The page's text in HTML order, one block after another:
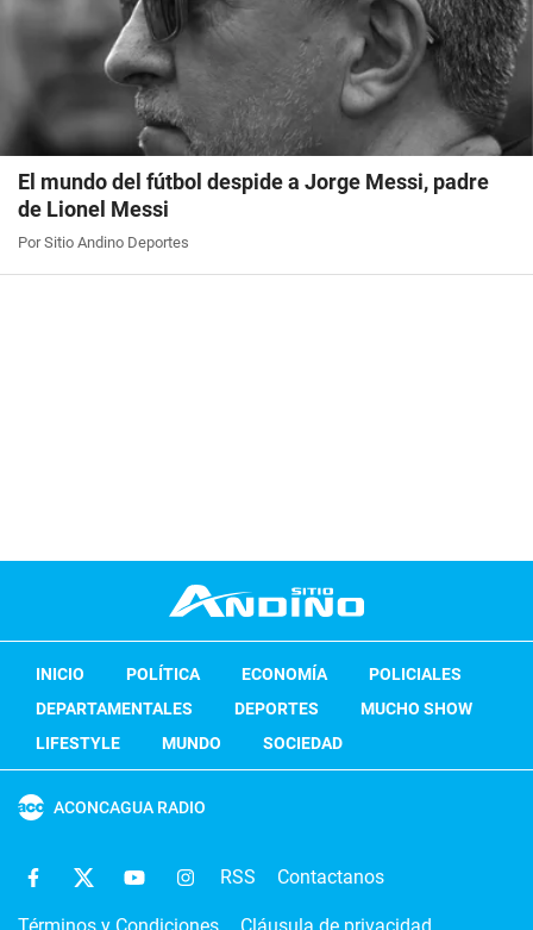
El mundo del fútbol despide a Jorge Messi, padre
de Lionel Messi
Por Sitio Andino Deportes
INICIO POLÍTICA ECONOMÍA
POLICIALES
DEPARTAMENTALES
DEPORTES
MUCHO SHOW
LIFESTYLE
MUNDO SOCIEDAD
ACONCAGUA RADIO
RSS Contactanos